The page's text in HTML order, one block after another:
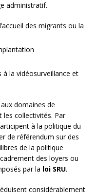
administratif.
des migrants ou la
à la vidéosurveillance et
domaines de
les collectivités. Par
à la politique du
de référendum sur des
de la politique
des loyers ou
par la loi SRU.
considérablement